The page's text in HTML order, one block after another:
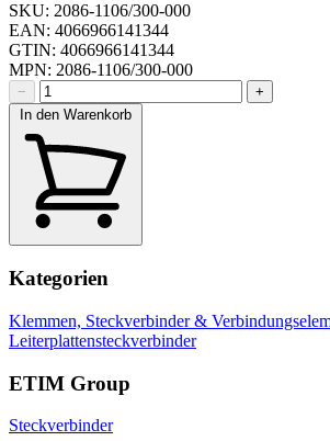
SKU: 2086-1106/300-000
EAN: 4066966141344
GTIN: 4066966141344
MPN: 2086-1106/300-000
−
+
In den Warenkorb
Kategorien
Klemmen, Steckverbinder &
Leiterplattensteckverbinder
ETIM Group
Steckverbinder